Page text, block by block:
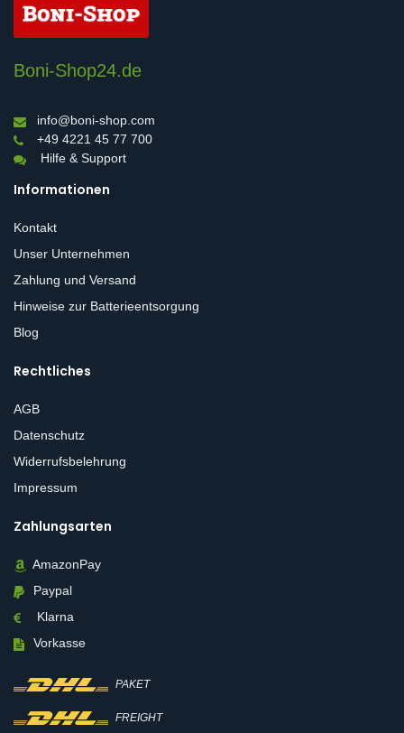
Boni-Shop24.de
info@boni-shop.com
+49 4221 45 77 700
Hilfe & Support
Informationen
Kontakt
Unser Unternehmen
Zahlung und Versand
Hinweise zur Batterieentsorgung
Blog
Rechtliches
AGB
Datenschutz
Widerrufsbelehrung
Impressum
Zahlungsarten
AmazonPay
Paypal
Klarna
Vorkasse
PAKET
FREIGHT